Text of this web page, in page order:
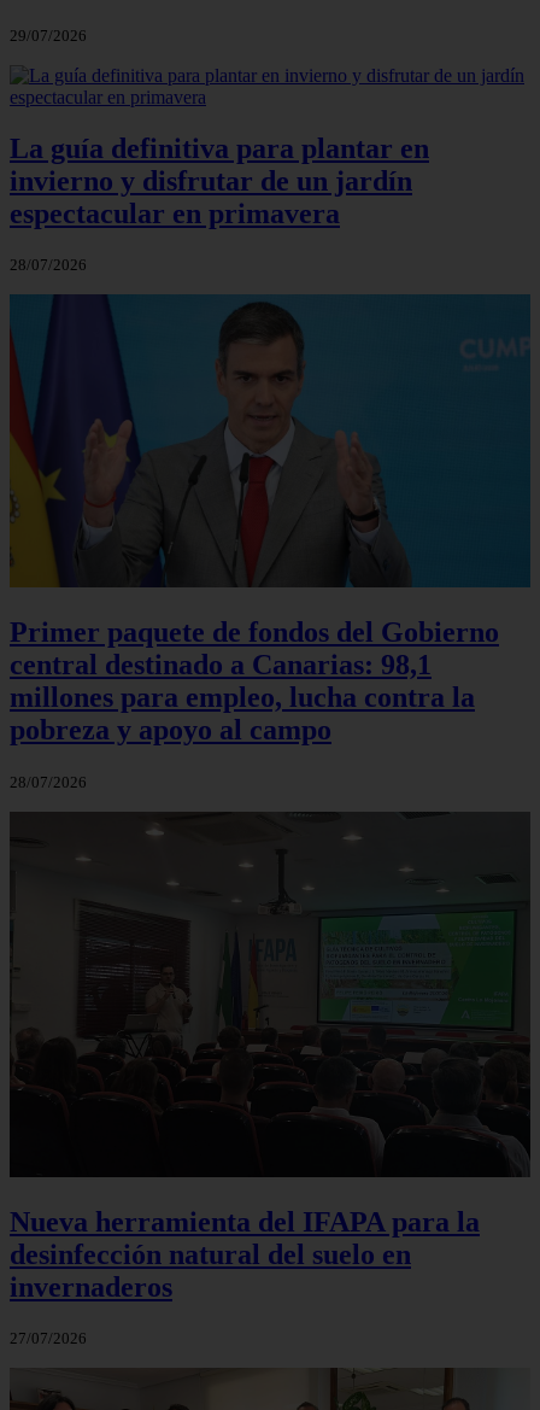
29/07/2026
La guía definitiva para plantar en
invierno y disfrutar de un jardín
espectacular en primavera
28/07/2026
Primer paquete de fondos del Gobierno
central destinado a Canarias: 98,1
millones para empleo, lucha contra la
pobreza y apoyo al campo
28/07/2026
Nueva herramienta del IFAPA para la
desinfección natural del suelo en
invernaderos
27/07/2026